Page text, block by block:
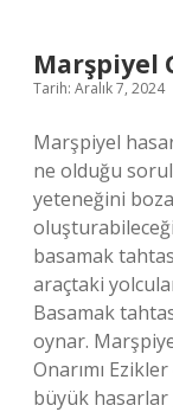
Marşpiyel
Tarih: Aralık 7, 2024
Marşpiyel
ne olduğu
yeteneğini
oluşturabileceği
basamak
araçtaki
Basamak
oynar.
Onarımı
büyük hasarlar